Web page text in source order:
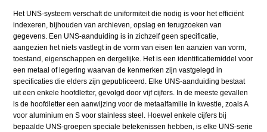
Het UNS-systeem verschaft de uniformiteit die nodig is voor het efficiënt
indexeren, bijhouden van archieven, opslag en terugzoeken van
gegevens. Een UNS-aanduiding is in zichzelf geen specificatie,
aangezien het niets vastlegt in de vorm van eisen ten aanzien van vorm,
toestand, eigenschappen en dergelijke. Het is een identificatiemiddel voor
een metaal of legering waarvan de kenmerken zijn vastgelegd in
specificaties die elders zijn gepubliceerd. Elke UNS-aanduiding bestaat
uit een enkele hoofdletter, gevolgd door vijf cijfers. In de meeste gevallen
is de hoofdletter een aanwijzing voor de metaalfamilie in kwestie, zoals A
voor aluminium en S voor stainless steel. Hoewel enkele cijfers bij
bepaalde UNS-groepen speciale betekenissen hebben, is elke UNS-serie